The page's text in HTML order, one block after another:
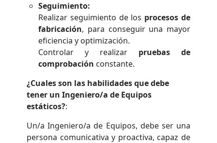
Seguimiento:
Realizar seguimiento de los procesos de
fabricación, para conseguir una mayor
eficiencia y optimización.
Controlar y realizar pruebas de
comprobación constante.
¿Cuales son las habilidades que debe
tener un Ingeniero/a de Equipos
estáticos?:
Un/a Ingeniero/a de Equipos, debe ser una
persona comunicativa y proactiva, capaz de